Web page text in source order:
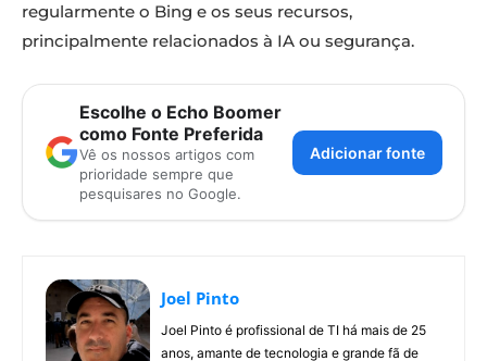
regularmente o Bing e os seus recursos,
principalmente relacionados à IA ou segurança.
Escolhe o Echo Boomer
como Fonte Preferida
Vê os nossos artigos com
prioridade sempre que
pesquisares no Google.
Adicionar fonte
Joel Pinto
Joel Pinto é profissional de TI há mais de 25
anos, amante de tecnologia e grande fã de